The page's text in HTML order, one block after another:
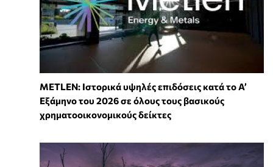
METLEN: Ιστορικά υψηλές επιδόσεις κατά το Α’
Εξάμηνο του 2026 σε όλους τους βασικούς
χρηματοοικονομικούς δείκτες